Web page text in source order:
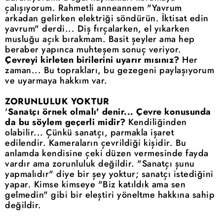
çalışıyorum. Rahmetli anneannem "Yavrum
arkadan gelirken elektriği söndürün. İktisat edin
yavrum" derdi... Diş fırçalarken, el yıkarken
musluğu açık bırakmam. Basit şeyler ama hep
beraber yapınca muhteşem sonuç veriyor.
Çevreyi kirleten birilerini uyarır mısınız? Her
zaman... Bu toprakları, bu gezegeni paylaşıyorum
ve uyarmaya hakkım var.
ZORUNLULUK YOKTUR
'Sanatçı örnek olmalı' denir... Çevre konusunda
da bu söylem geçerli midir? Kendiliğinden
olabilir... Çünkü sanatçı, parmakla işaret
edilendir. Kameraların çevrildiği kişidir. Bu
anlamda kendisine çeki düzen vermesinde fayda
vardır ama zorunluluk değildir. "Sanatçı şunu
yapmalıdır" diye bir şey yoktur; sanatçı istediğini
yapar. Kimse kimseye "Biz katıldık ama sen
gelmedin" gibi bir eleştiri yöneltme hakkına sahip
değildir.